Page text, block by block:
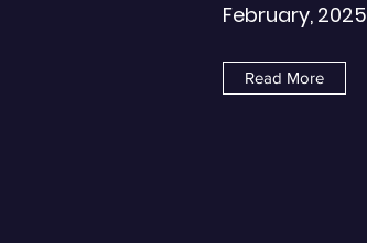
February, 2025
Read More